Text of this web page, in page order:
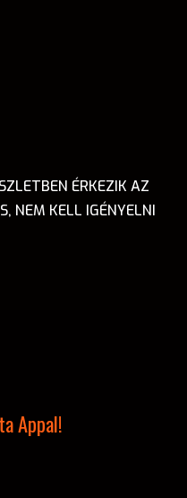
ÉRKEZIK AZ
NEM KELL IGÉNYELNI
Appal!